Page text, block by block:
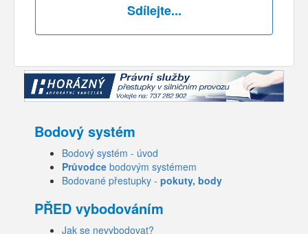
Sdílejte...
Bodový systém
Bodový systém - úvod
Průvodce bodovým systémem
Bodované přestupky - pokuty, body
PŘED vybodováním
Jak se nevybodovat?